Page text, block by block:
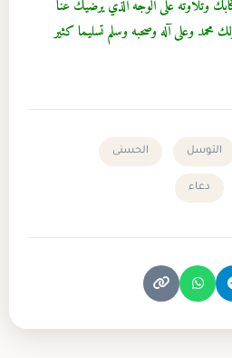
وتلاوته على الوجه الذي يرضيك عنا
وعلى آله وصحبه وسلم تسليما كثير
التوسل الحسنى
دعاء